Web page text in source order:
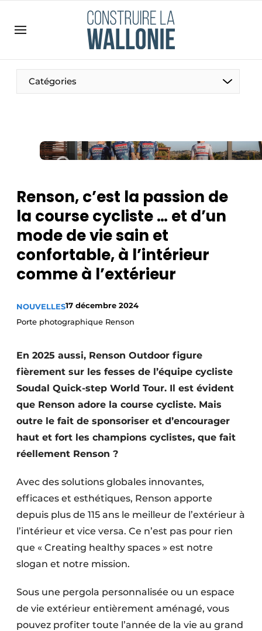
Emploi
Enregistrer une offre d’emploi
Meest gelezen
Podcasts
Privacy / Cookie statement
S’inscrire à l’événement
S’inscrire
Termes et conditions
Catégories
Construction bois
Contrôle d’accès
Éclairage
Fondations
Façades
Géotextiles
Infrastructures souterraines et égouttage
Protection solaire
Rénovation
Sécurité incendie
Software
Renson, c’est la passion de
la course cycliste … et d’un
mode de vie sain et
confortable, à l’intérieur
comme à l’extérieur
NOUVELLES17 décembre 2024
Porte photographique Renson
En 2025 aussi, Renson Outdoor figure
fièrement sur les fesses de l’équipe cycliste
Soudal Quick-step World Tour. Il est évident
que Renson adore la course cycliste. Mais
outre le fait de sponsoriser et d’encourager
haut et fort les champions cyclistes, que fait
réellement Renson ?
Avec des solutions globales innovantes,
efficaces et esthétiques, Renson apporte
depuis plus de 115 ans le meilleur de l’extérieur à
l’intérieur et vice versa. Ce n’est pas pour rien
que « Creating healthy spaces » est notre
slogan et notre mission.
Sous une pergola personnalisée ou un espace
de vie extérieur entièrement aménagé, vous
pouvez profiter toute l’année de la vie au grand